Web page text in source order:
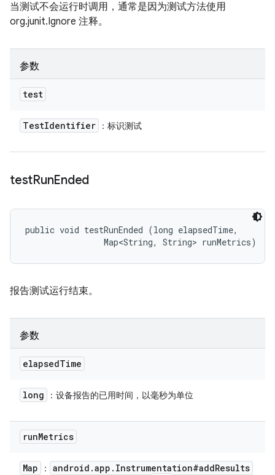
当测试不会运行时调用，通常是因为测试方法使用
org.junit.Ignore 注释。
参数
test
TestIdentifier ：标识测试
testRunEnded
public void testRunEnded (long elapsedTime,
                Map<String, String> runMetrics)
报告测试运行结束。
参数
elapsedTime
long ：设备报告的已用时间，以毫秒为单位
runMetrics
Map ： android .app . Instrumentation#addResults